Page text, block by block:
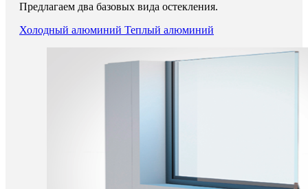
Предлагаем два базовых вида остекления.
Холодный алюминий Теплый алюминий